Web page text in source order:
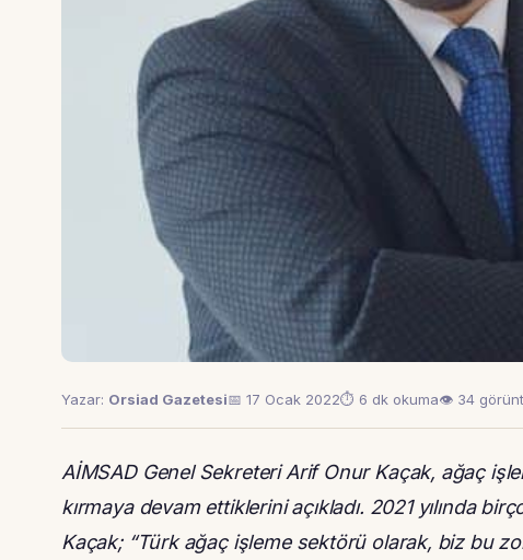
Yazar: Orsiad Gazetesi📅 17 Ocak 2022⏱ 6 dk okuma👁 34
AİMSAD Genel Sekreteri Arif Onur Kaçak, ağaç
kırmaya devam ettiklerini açıkladı. 2021 yılında
Kaçak; “Türk ağaç işleme sektörü olarak, biz bu